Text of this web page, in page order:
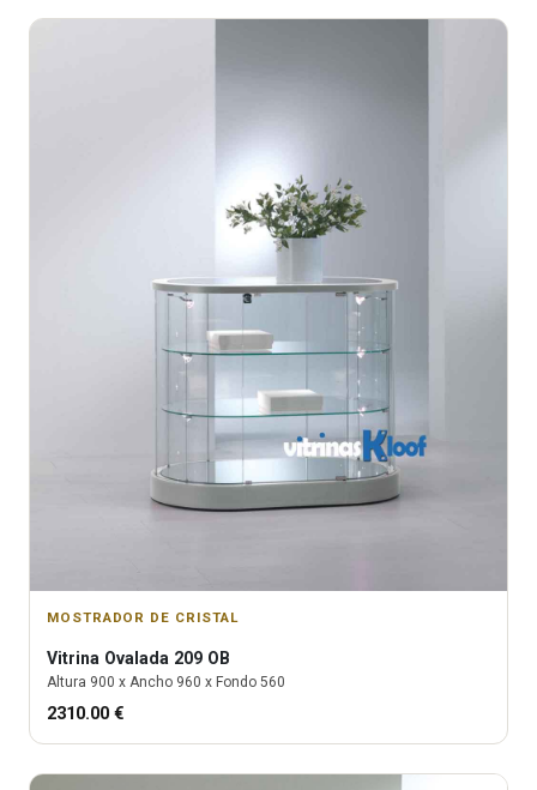
MOSTRADOR DE CRISTAL
Vitrina Ovalada 209 OB
Altura 900 x Ancho 960 x Fondo 560
2310.00 €